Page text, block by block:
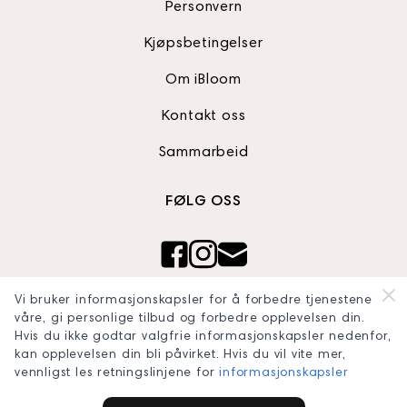
Vi bruker informasjonskapsler for å forbedre tjenestene
våre, gi personlige tilbud og forbedre opplevelsen din.
Hvis du ikke godtar valgfrie informasjonskapsler nedenfor,
kan opplevelsen din bli påvirket. Hvis du vil vite mer,
vennligst les retningslinjene forinformasjonskapsler
Personvern
Kjøpsbetingelser
Om iBloom
Kontakt oss
Sammarbeid
FØLG OSS
Ibloom AS
Org nr: 820990242
blooomconcept@gmail.com